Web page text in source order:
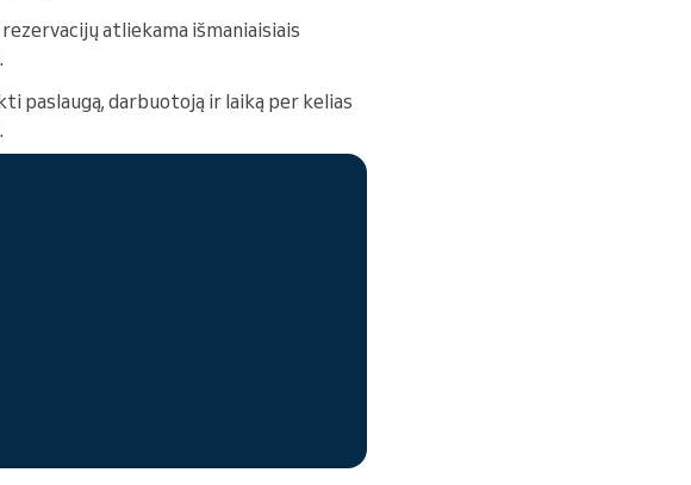
atliekama išmaniaisiais
.
paslaugą, darbuotoją ir laiką per kelias